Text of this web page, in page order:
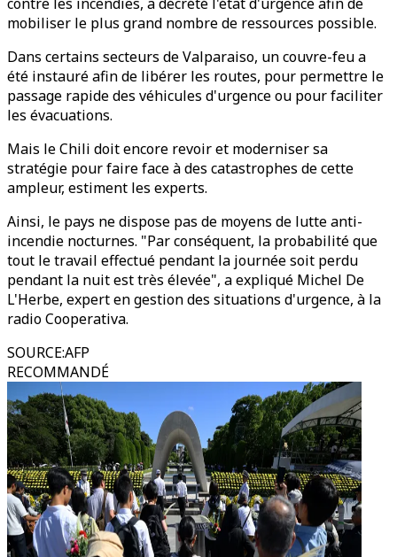
mobiliser le plus grand nombre de ressources possible.
Dans certains secteurs de Valparaiso, un couvre-feu a
été instauré afin de libérer les routes, pour permettre le
passage rapide des véhicules d'urgence ou pour faciliter
les évacuations.
Mais le Chili doit encore revoir et moderniser sa
stratégie pour faire face à des catastrophes de cette
ampleur, estiment les experts.
Ainsi, le pays ne dispose pas de moyens de lutte anti-
incendie nocturnes. "Par conséquent, la probabilité que
tout le travail effectué pendant la journée soit perdu
pendant la nuit est très élevée", a expliqué Michel De
L'Herbe, expert en gestion des situations d'urgence, à la
radio Cooperativa.
SOURCE:AFP
RECOMMANDÉ